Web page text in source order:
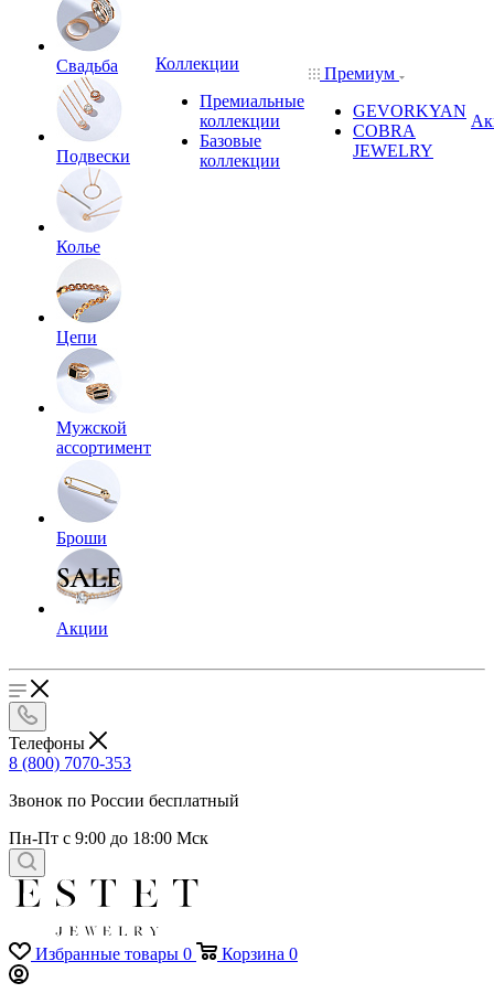
Свадьба
Подвески
Колье
Цепи
Мужской
ассортимент
Броши
Акции
Коллекции
Премиальные
коллекции
Базовые
коллекции
Премиум
GEVORKYAN
COBRA
JEWELRY
Телефоны
8 (800) 7070-353
Звонок по России бесплатный
Пн-Пт с 9:00 до 18:00 Мск
Избранные товары 0 Корзина 0